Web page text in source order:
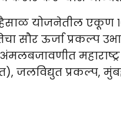
योजनेतील एकूण
सौर ऊर्जा प्रकल्प
जलविद्युत प्रकल्प,